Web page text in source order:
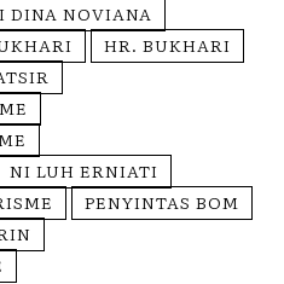
DINA NOVIANA
HR. BUKHARI
NI LUH ERNIATI
PENYINTAS BOM